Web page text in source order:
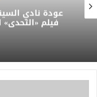
عودة نادي
فيلم «التحدي»